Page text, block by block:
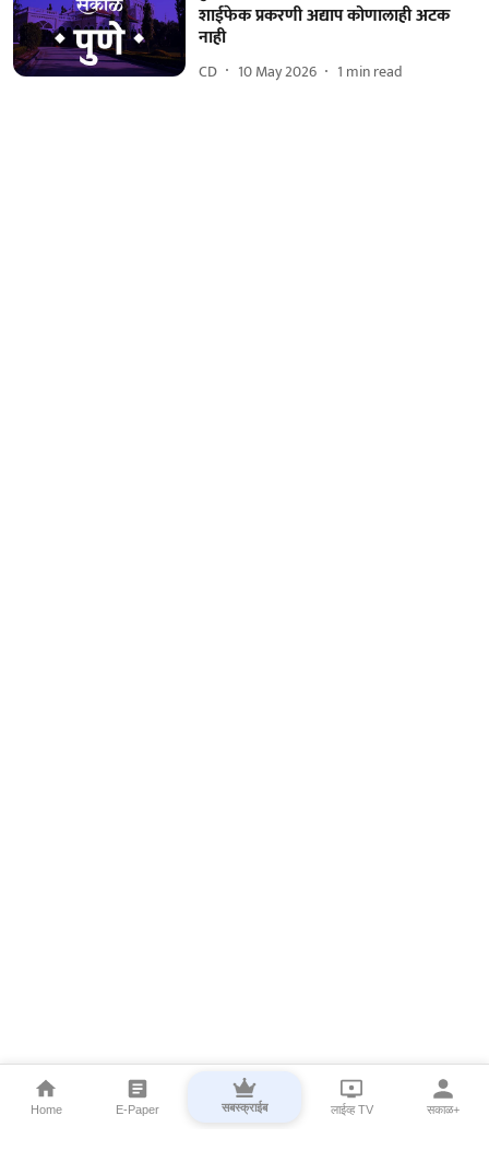
शाईफेक प्रकरणी अद्याप कोणालाही अटक
नाही
CD 10 May 2026 1 min read
Home E-Paper सबस्क्राईब लाईव्ह TV सकाळ+